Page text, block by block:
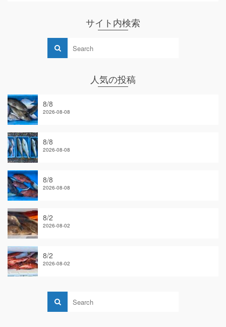
サイト内検索
人気の投稿
8/8
2026-08-08
8/8
2026-08-08
8/8
2026-08-08
8/2
2026-08-02
8/2
2026-08-02